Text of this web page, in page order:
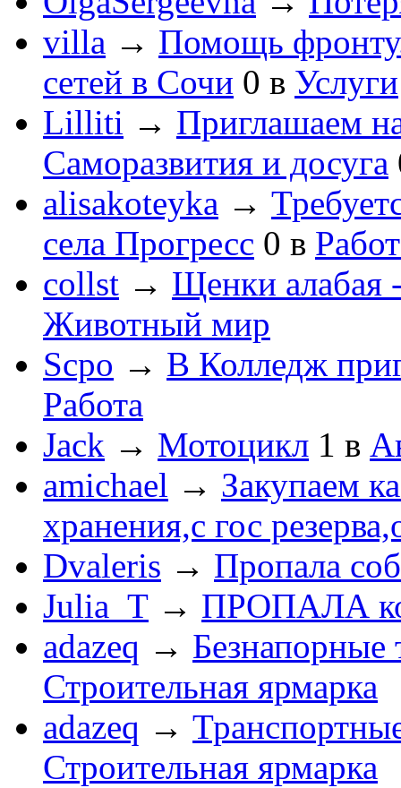
villa → Помощь
сетей в Сочи 0 в Услуги
Lilliti → Приглашаем
Саморазвития и досуга
alisakoteyka →
села Прогресс 0 в
collst → Щенки алабая
Животный мир
Scpo → В Колледж
Работа
Jack → Мотоцикл 1 в
amichael → Закупаем
хранения,с гос
Dvaleris → Пропала
Julia_T → ПРОПАЛА
adazeq → Безнапорные
Строительная ярмарка
adazeq →
Строительная ярмарка